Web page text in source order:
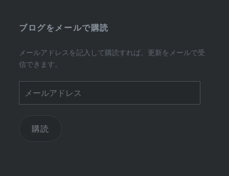
ブログをメールで購読
メールアドレスを記入して購読すれば、更新をメールで受
信できます。
ー
購読